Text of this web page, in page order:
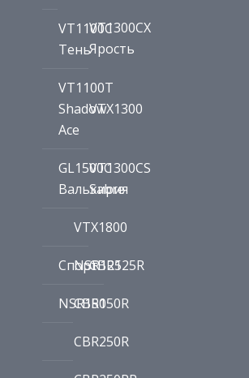
VT1100C
Тень
VT1300CX
Ярость
VT1100T
Shadow
Ace
VTX1300
GL1500C
Валькирия
VT1300CS
Sabre
VTX1800
Спорт
NSR125
CBR125R
NSR150
CBR150R
CBR250R